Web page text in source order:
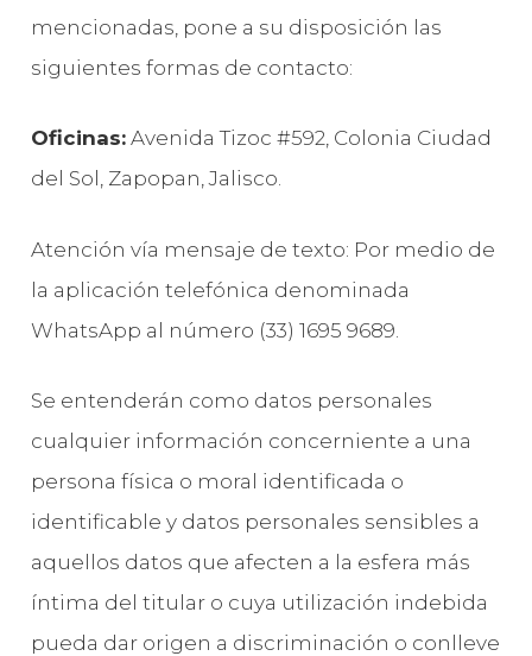
mencionadas, pone a su disposición las
siguientes formas de contacto:
Oficinas:Avenida Tizoc #592, Colonia Ciudad
del Sol, Zapopan, Jalisco.
Atención vía mensaje de texto: Por medio de
la aplicación telefónica denominada
WhatsApp al número (33) 1695 9689.
Se entenderán como datos personales
cualquier información concerniente a una
persona física o moral identificada o
identificable y datos personales sensibles a
aquellos datos que afecten a la esfera más
íntima del titular o cuya utilización indebida
pueda dar origen a discriminación o conlleve